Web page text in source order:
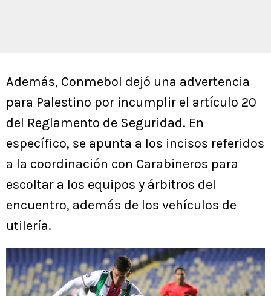
Además, Conmebol dejó una advertencia
para Palestino por incumplir el artículo 20
del Reglamento de Seguridad. En
específico, se apunta a los incisos referidos
a la coordinación con Carabineros para
escoltar a los equipos y árbitros del
encuentro, además de los vehículos de
utilería.